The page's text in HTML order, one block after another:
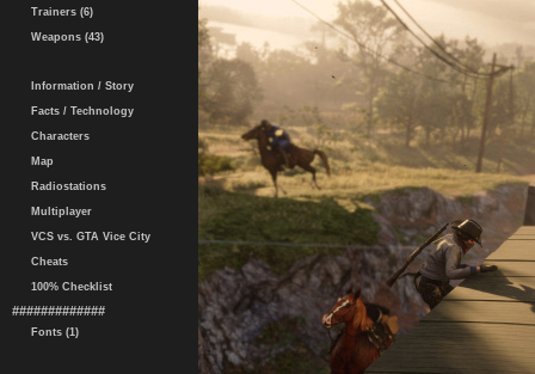
Trainers (6)
Weapons (43)
Information / Story
Facts / Technology
Characters
Map
Radiostations
Multiplayer
VCS vs. GTA Vice City
Cheats
100% Checklist
#############
Fonts (1)